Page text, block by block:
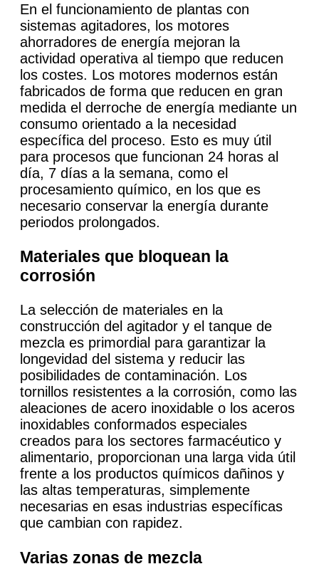
En el funcionamiento de plantas con
sistemas agitadores, los motores
ahorradores de energía mejoran la
actividad operativa al tiempo que reducen
los costes. Los motores modernos están
fabricados de forma que reducen en gran
medida el derroche de energía mediante un
consumo orientado a la necesidad
específica del proceso. Esto es muy útil
para procesos que funcionan 24 horas al
día, 7 días a la semana, como el
procesamiento químico, en los que es
necesario conservar la energía durante
periodos prolongados.
Materiales que bloquean la
corrosión
La selección de materiales en la
construcción del agitador y el tanque de
mezcla es primordial para garantizar la
longevidad del sistema y reducir las
posibilidades de contaminación. Los
tornillos resistentes a la corrosión, como las
aleaciones de acero inoxidable o los aceros
inoxidables conformados especiales
creados para los sectores farmacéutico y
alimentario, proporcionan una larga vida útil
frente a los productos químicos dañinos y
las altas temperaturas, simplemente
necesarias en esas industrias específicas
que cambian con rapidez.
Varias zonas de mezcla